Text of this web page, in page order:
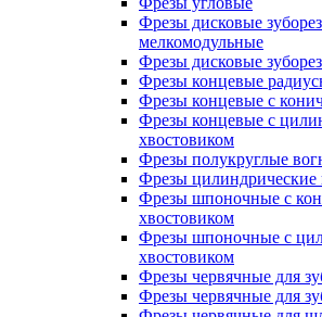
Фрезы дисковые
мелкомодульные
Фрезы дисковые
Фрезы концевые
Фрезы концевые с
Фрезы концевые с
хвостовиком
Фрезы полукруглые
Фрезы цилиндрические
Фрезы шпоночные с
хвостовиком
Фрезы шпоночные с
хвостовиком
Фрезы червячные для
Фрезы червячные для